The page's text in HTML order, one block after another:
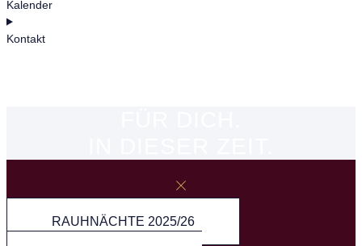
Kalender
Kontakt
RAUHNÄCHTE 2025/26